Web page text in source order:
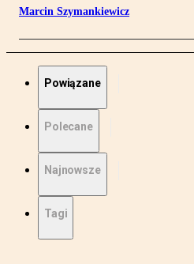
Marcin Szymankiewicz
Powiązane
Polecane
Najnowsze
Tagi